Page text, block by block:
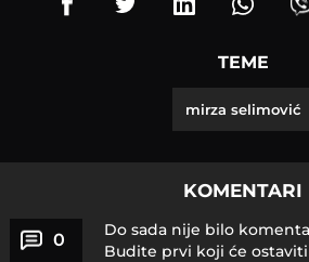
TEME
mirza selimović
KOMENTARI
0
Do sada nije bilo
Budite prvi koji će